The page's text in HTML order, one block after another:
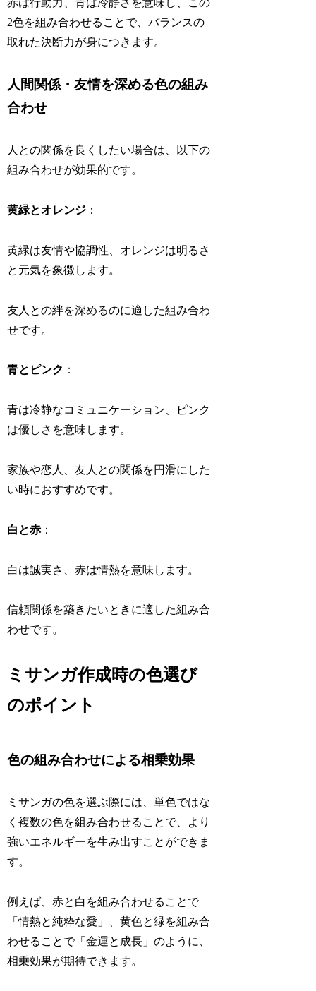
赤は行動力、青は冷静さを意味し、この
2色を組み合わせることで、バランスの
取れた決断力が身につきます。
人間関係・友情を深める色の組み
合わせ
人との関係を良くしたい場合は、以下の
組み合わせが効果的です。
黄緑とオレンジ ：
黄緑は友情や協調性、オレンジは明るさ
と元気を象徴します。
友人との絆を深めるのに適した組み合わ
せです。
青とピンク ：
青は冷静なコミュニケーション、ピンク
は優しさを意味します。
家族や恋人、友人との関係を円滑にした
い時におすすめです。
白と赤 ：
白は誠実さ、赤は情熱を意味します。
信頼関係を築きたいときに適した組み合
わせです。
ミサンガ作成時の色選び
のポイント
色の組み合わせによる相乗効果
ミサンガの色を選ぶ際には、単色ではな
く複数の色を組み合わせることで、より
強いエネルギーを生み出すことができま
す。
例えば、赤と白を組み合わせることで
「情熱と純粋な愛」、黄色と緑を組み合
わせることで「金運と成長」のように、
相乗効果が期待できます。